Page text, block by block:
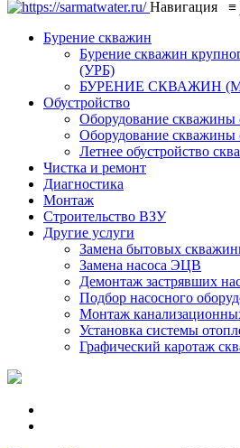
Навигация ≡
Бурение скважин
Бурение скважин
(УРБ)
БУРЕНИЕ СКВАЖИН
Обустройство
Оборудование скважины
Оборудование скважины
Летнее обустройство
Чистка и ремонт
Диагностика
Монтаж
Строительство ВЗУ
Другие услуги
Замена бытовых
Замена насоса ЭЦВ
Демонтаж застрявших
Подбор насосного
Монтаж
Установка системы
Графический каротаж